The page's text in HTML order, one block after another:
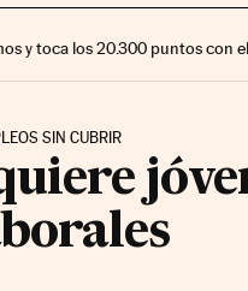
y toca los 20.300 puntos con
SIN CUBRIR